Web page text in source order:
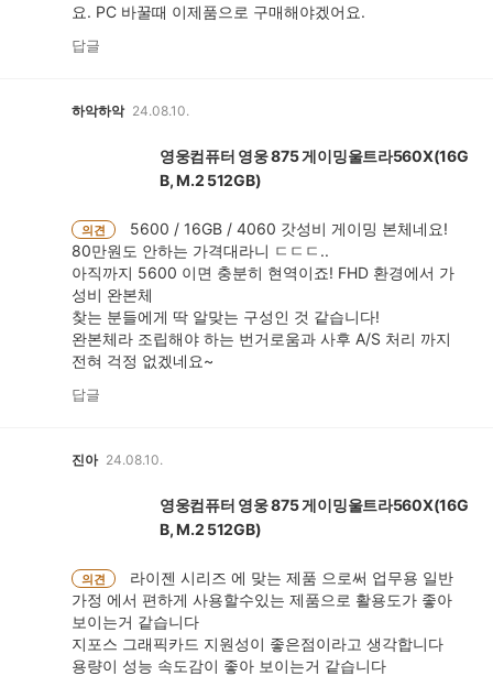
요. PC 바꿀때 이제품으로 구매해야겠어요.
답글
하악하악 24.08.10.
영웅컴퓨터 영웅 875 게이밍울트라560X(16G
B, M.2 512GB)
의견
5600 / 16GB / 4060 갓성비 게이밍 본체네요!
80만원도 안하는 가격대라니 ㄷㄷㄷ..
아직까지 5600 이면 충분히 현역이죠! FHD 환경에서 가
성비 완본체
찾는 분들에게 딱 알맞는 구성인 것 같습니다!
완본체라 조립해야 하는 번거로움과 사후 A/S 처리 까지
전혀 걱정 없겠네요~
답글
진아 24.08.10.
영웅컴퓨터 영웅 875 게이밍울트라560X(16G
B, M.2 512GB)
의견
라이젠 시리즈 에 맞는 제품 으로써 업무용 일반
가정 에서 편하게 사용할수있는 제품으로 활용도가 좋아
보이는거 같습니다
지포스 그래픽카드 지원성이 좋은점이라고 생각합니다
용량이 성능 속도감이 좋아 보이는거 같습니다